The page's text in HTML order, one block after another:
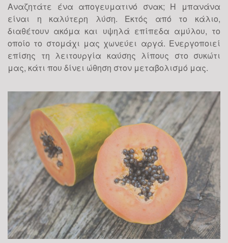
Αναζητάτε ένα απογευματινό σνακ; Η μπανάνα
είναι η καλύτερη λύση. Εκτός από το κάλιο,
διαθέτουν ακόμα και υψηλά επίπεδα αμύλου, το
οποίο το στομάχι μας χωνεύει αργά. Ενεργοποιεί
επίσης τη λειτουργία καύσης λίπους στο συκώτι
μας, κάτι που δίνει ώθηση στον μεταβολισμό μας.